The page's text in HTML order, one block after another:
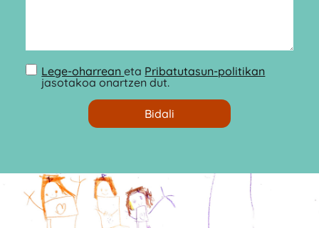
Lege-oharreaneta Pribatutasun-politikan
jasotakoa onartzen dut.